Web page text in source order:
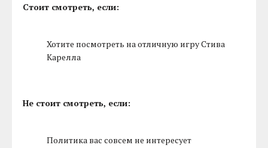
Стоит смотреть, если:
Хотите посмотреть на отличную игру Стива
Карелла
Не стоит смотреть, если:
Политика вас совсем не интересует